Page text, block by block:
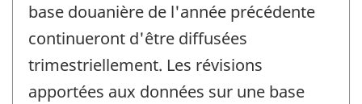
base douanière de l'année précédente
continueront d'être diffusées
trimestriellement. Les révisions
apportées aux données sur une base